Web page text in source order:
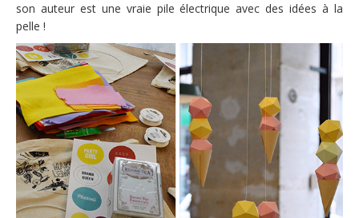
son auteur est une vraie pile électrique avec des idées à la
pelle !